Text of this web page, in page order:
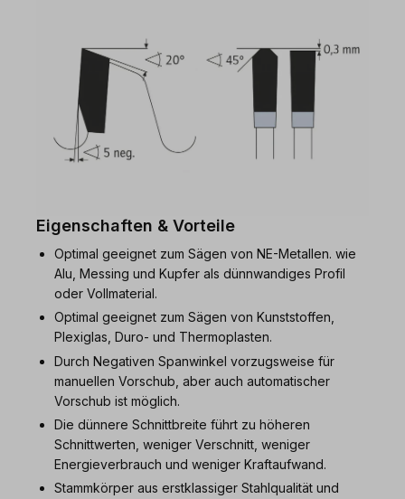
Eigenschaften & Vorteile
Optimal geeignet zum Sägen von NE-Metallen. wie
Alu, Messing und Kupfer als dünnwandiges Profil
oder Vollmaterial.
Optimal geeignet zum Sägen von Kunststoffen,
Plexiglas, Duro- und Thermoplasten.
Durch Negativen Spanwinkel vorzugsweise für
manuellen Vorschub, aber auch automatischer
Vorschub ist möglich.
Die dünnere Schnittbreite führt zu höheren
Schnittwerten, weniger Verschnitt, weniger
Energieverbrauch und weniger Kraftaufwand.
Stammkörper aus erstklassiger Stahlqualität und